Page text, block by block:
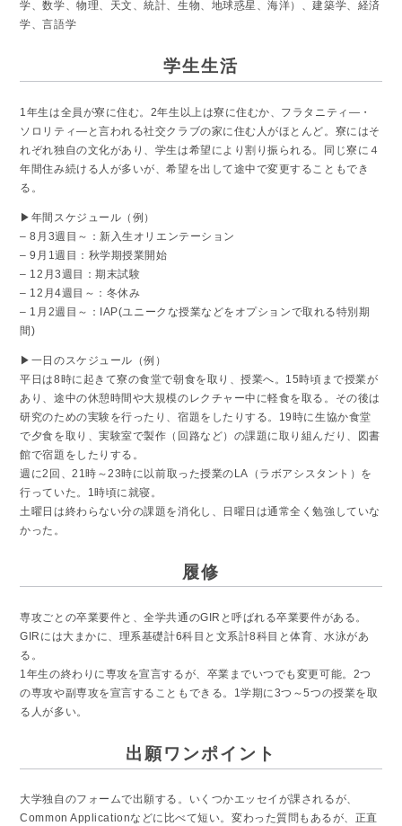
学、数学、物理、天文、統計、生物、地球惑星、海洋）、建築学、経済
学、言語学
学生生活
1年生は全員が寮に住む。2年生以上は寮に住むか、フラタニティ―・
ソロリティ―と言われる社交クラブの家に住む人がほとんど。寮にはそ
れぞれ独自の文化があり、学生は希望により割り振られる。同じ寮に４
年間住み続ける人が多いが、希望を出して途中で変更することもでき
る。
▶︎年間スケジュール（例）
– 8月3週目～：新入生オリエンテーション
– 9月1週目：秋学期授業開始
– 12月3週目：期末試験
– 12月4週目～：冬休み
– 1月2週目～：IAP(ユニークな授業などをオプションで取れる特別期
間)
▶︎一日のスケジュール（例）
平日は8時に起きて寮の食堂で朝食を取り、授業へ。15時頃まで授業が
あり、途中の休憩時間や大規模のレクチャー中に軽食を取る。その後は
研究のための実験を行ったり、宿題をしたりする。19時に生協か食堂
で夕食を取り、実験室で製作（回路など）の課題に取り組んだり、図書
館で宿題をしたりする。
週に2回、21時～23時に以前取った授業のLA（ラボアシスタント）を
行っていた。1時頃に就寝。
土曜日は終わらない分の課題を消化し、日曜日は通常全く勉強していな
かった。
履修
専攻ごとの卒業要件と、全学共通のGIRと呼ばれる卒業要件がある。
GIRには大まかに、理系基礎計6科目と文系計8科目と体育、水泳があ
る。
1年生の終わりに専攻を宣言するが、卒業までいつでも変更可能。2つ
の専攻や副専攻を宣言することもできる。1学期に3つ～5つの授業を取
る人が多い。
出願ワンポイント
大学独自のフォームで出願する。いくつかエッセイが課されるが、
Common Applicationなどに比べて短い。変わった質問もあるが、正直